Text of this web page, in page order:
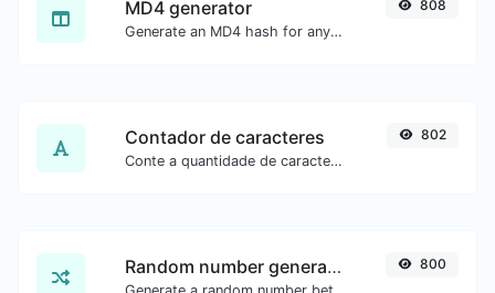
MD4 generator
Generate an MD4 hash for any string input.
808
Contador de caracteres
Conte a quantidade de caracteres e palavras de um texto.
802
Random number generator 800